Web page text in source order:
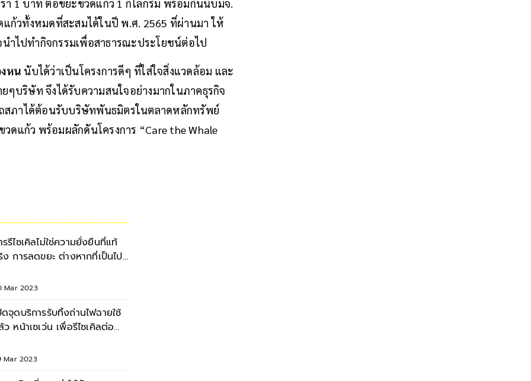
1 บาท ต่อขยะขวดแก้ว 1 กิโลกรัม พร้อมกันนี้บมจ.
ก้วทั้งหมดที่สะสมได้ในปี พ.ศ. 2565 ที่ผ่านมา ให้
ไปทำกิจกรรมเพื่อสาธารณะประโยชน์ต่อไป
หน นับได้ว่าเป็นโครงการดีๆ ที่ใส่ใจสิ่งแวดล้อม และ
บริษัท จึงได้รับความสนใจอย่างมากในภาคธุรกิจ
สภาได้ต้อนรับบริษัทพันธมิตรในตลาดหลักทรัพย์
ดแก้ว พร้อมผลักดันโครงการ “Care the Whale
รรีไซเคิลไม่ใช่ความยั่งยืนที่แท้
ง การลดขยะ ต่างหากที่เป็นไป
Mar 2023
ดจุดบริการรับทิ้งถ่านไฟฉายใช้
ว หน้าเซเว่น เพื่อรีไซเคิลต่อ
Mar 2023